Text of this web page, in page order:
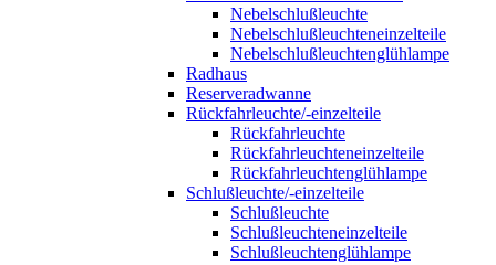
Nebelschlußleuchte
Nebelschlußleuchteneinzelteile
Nebelschlußleuchtenglühlampe
Radhaus
Reserveradwanne
Rückfahrleuchte/-einzelteile
Rückfahrleuchte
Rückfahrleuchteneinzelteile
Rückfahrleuchtenglühlampe
Schlußleuchte/-einzelteile
Schlußleuchte
Schlußleuchteneinzelteile
Schlußleuchtenglühlampe